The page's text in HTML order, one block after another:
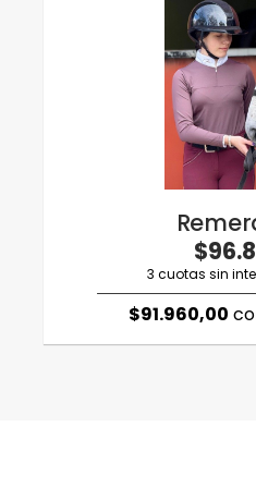
3 cuotas sin
$91.960,00